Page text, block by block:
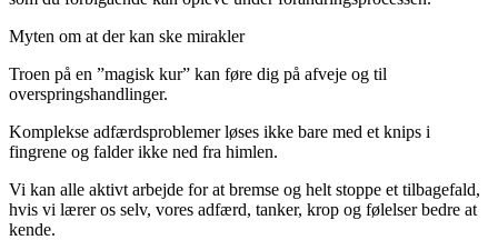
Myten om at der kan ske mirakler
Troen på en ”magisk kur” kan føre dig på afveje og til
overspringshandlinger.
Komplekse adfærdsproblemer løses ikke bare med et knips i
fingrene og falder ikke ned fra himlen.
Vi kan alle aktivt arbejde for at bremse og helt stoppe et tilbagefald,
hvis vi lærer os selv, vores adfærd, tanker, krop og følelser bedre at
kende.